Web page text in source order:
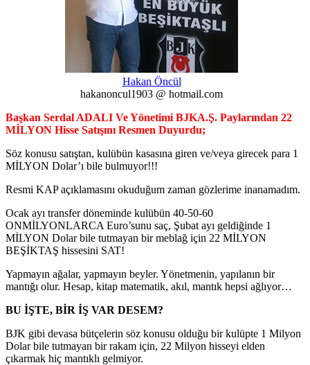
Hakan Öncül
hakanoncul1903 @ hotmail.com
Başkan Serdal ADALI Ve Yönetimi BJKA.Ş. Paylarından 22
MİLYON Hisse Satışını Resmen Duyurdu;
Söz konusu satıştan, kulübün kasasına giren ve/veya girecek para 1
MİLYON Dolar’ı bile bulmuyor!!!
Resmi KAP açıklamasını okuduğum zaman gözlerime inanamadım.
Ocak ayı transfer döneminde kulübün 40-50-60
ONMİLYONLARCA Euro’sunu saç, Şubat ayı geldiğinde 1
MİLYON Dolar bile tutmayan bir meblağ için 22 MİLYON
BEŞİKTAŞ hissesini SAT!
Yapmayın ağalar, yapmayın beyler. Yönetmenin, yapılanın bir
mantığı olur. Hesap, kitap matematik, akıl, mantık hepsi ağlıyor…
BU İŞTE, BİR İŞ VAR DESEM?
BJK gibi devasa bütçelerin söz konusu olduğu bir kulüpte 1 Milyon
Dolar bile tutmayan bir rakam için, 22 Milyon hisseyi elden
çıkarmak hiç mantıklı gelmiyor.